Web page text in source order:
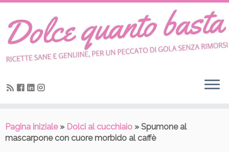
Skip
content
Pagina iniziale » Dolci al cucchiaio » Spumone al
mascarpone con cuore morbido al caffè